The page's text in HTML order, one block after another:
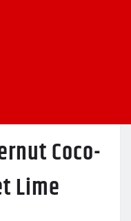
Coco-
Lime